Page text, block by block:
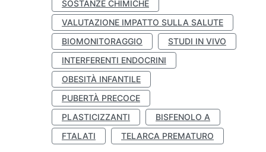
SOSTANZE CHIMICHE
VALUTAZIONE IMPATTO SULLA SALUTE
BIOMONITORAGGIO
STUDI IN VIVO
INTERFERENTI ENDOCRINI
OBESITÀ INFANTILE
PUBERTÀ PRECOCE
PLASTICIZZANTI
BISFENOLO A
FTALATI
TELARCA PREMATURO